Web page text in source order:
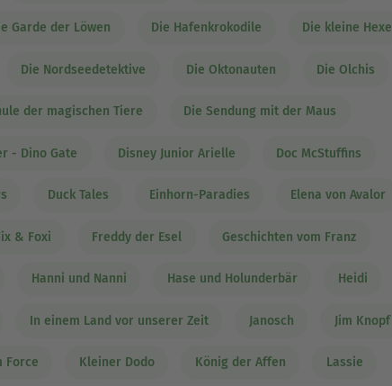
Garde der Löwen Die Hafenkrokodile Die kleine Hexe
Die Nordseedetektive Die Oktonauten Die Olchis
der magischen Tiere Die Sendung mit der Maus
- Dino Gate Disney Junior Arielle Doc McStuffins
Duck Tales Einhorn-Paradies Elena von Avalor
& Foxi Freddy der Esel Geschichten vom Franz
Hanni und Nanni Hase und Holunderbär Heidi
In einem Land vor unserer Zeit Janosch Jim Knopf
Force Kleiner Dodo König der Affen Lassie